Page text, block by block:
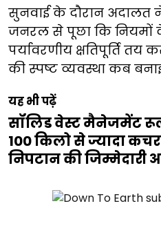
सुनवाई के दौरान अदालत
जनरल से पूछा कि
पर्यावरणीय क्षतिपूर्ति
की स्पष्ट व्यवस्था कब
यह भी पढ़ें
सॉलिड वेस्ट मैनेजमेंट
100 किलो से ज्यादा
निपटान की जिम्मेदारी